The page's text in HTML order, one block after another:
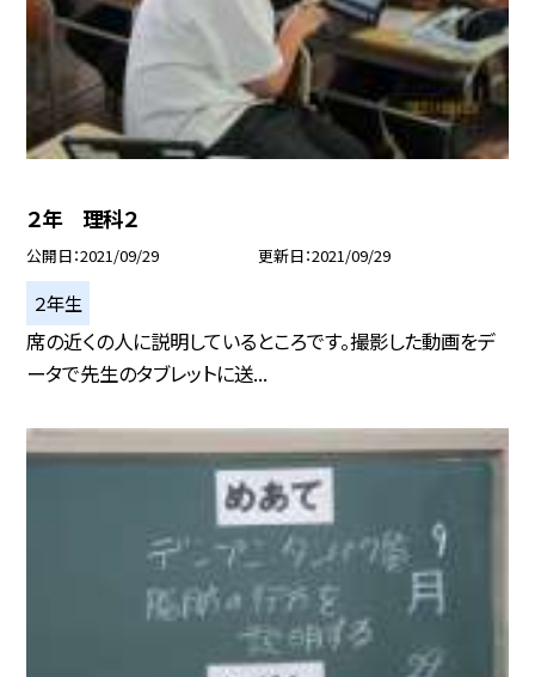
２年 理科２
公開日 2021/09/29 更新日 2021/09/29
２年生
席の近くの人に説明しているところです。撮影した動画をデ
ータで先生のタブレットに送...